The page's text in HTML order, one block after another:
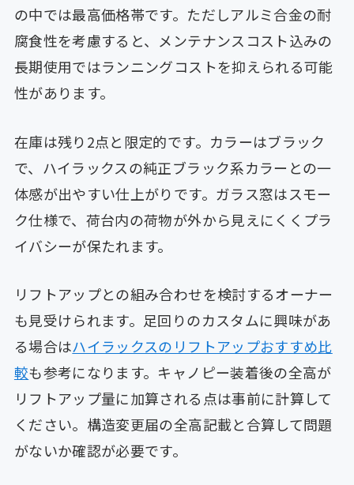
の中では最高価格帯です。ただしアルミ合金の耐
腐食性を考慮すると、メンテナンスコスト込みの
長期使用ではランニングコストを抑えられる可能
性があります。
在庫は残り2点と限定的です。カラーはブラック
で、ハイラックスの純正ブラック系カラーとの一
体感が出やすい仕上がりです。ガラス窓はスモー
ク仕様で、荷台内の荷物が外から見えにくくプラ
イバシーが保たれます。
リフトアップとの組み合わせを検討するオーナー
も見受けられます。足回りのカスタムに興味があ
る場合はハイラックスのリフトアップおすすめ比
較も参考になります。キャノピー装着後の全高が
リフトアップ量に加算される点は事前に計算して
ください。構造変更届の全高記載と合算して問題
がないか確認が必要です。